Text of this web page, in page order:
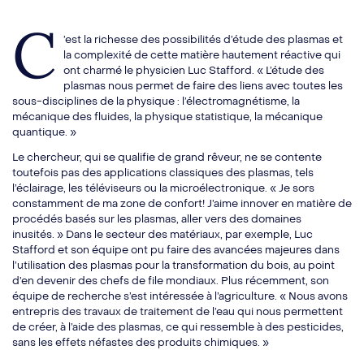
C
’est la richesse des possibilités d’étude des plasmas et
la complexité de cette matière hautement réactive qui
ont charmé le physicien Luc Stafford. « L’étude des
plasmas nous permet de faire des liens avec toutes les
sous-disciplines de la physique : l’électromagnétisme, la
mécanique des fluides, la physique statistique, la mécanique
quantique. »
Le chercheur, qui se qualifie de grand rêveur, ne se contente
toutefois pas des applications classiques des plasmas, tels
l’éclairage, les téléviseurs ou la microélectronique. « Je sors
constamment de ma zone de confort! J’aime innover en matière de
procédés basés sur les plasmas, aller vers des domaines
inusités. » Dans le secteur des matériaux, par exemple, Luc
Stafford et son équipe ont pu faire des avancées majeures dans
l’utilisation des plasmas pour la transformation du bois, au point
d’en devenir des chefs de file mondiaux. Plus récemment, son
équipe de recherche s’est intéressée à l’agriculture. « Nous avons
entrepris des travaux de traitement de l’eau qui nous permettent
de créer, à l’aide des plasmas, ce qui ressemble à des pesticides,
sans les effets néfastes des produits chimiques. »